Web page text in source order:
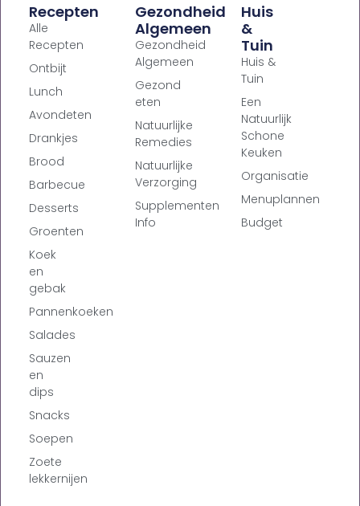
Recepten
Alle
Recepten
Ontbijt
Lunch
Avondeten
Drankjes
Brood
Barbecue
Desserts
Groenten
Koek
en
gebak
Pannenkoeken
Salades
Sauzen
en
dips
Snacks
Soepen
Zoete
lekkernijen
Gezondheid
Algemeen
Gezondheid
Algemeen
Gezond
eten
Natuurlijke
Remedies
Natuurlijke
Verzorging
Supplementen
Info
Huis
&
Tuin
Huis &
Tuin
Een
Natuurlijk
Schone
Keuken
Organisatie
Menuplannen
Budget